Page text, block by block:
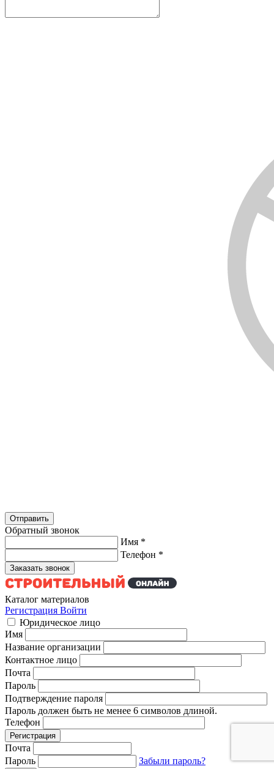
Обратный звонок
Имя *
Телефон *
Каталог материалов
Регистрация Войти
Юридическое лицо
Имя
Название организации
Контактное лицо
Почта
Пароль
Подтверждение пароля
Пароль должен быть не менее 6 символов длиной.
Телефон
Почта
Пароль
Забыли пароль?